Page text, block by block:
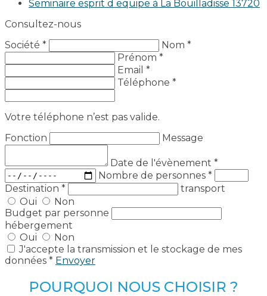
Seminaire esprit d equipe à La Bouilladisse 13720
Consultez-nous
Société *
Nom *
Prénom *
Email *
Téléphone *
Votre téléphone n’est pas valide.
Fonction
Message
Date de l'évènement *
Nombre de personnes *
Destination *
transport
Oui
Non
Budget par personne
hébergement
Oui
Non
J'accepte la transmission et le stockage de mes
données * Envoyer
POURQUOI NOUS CHOISIR ?